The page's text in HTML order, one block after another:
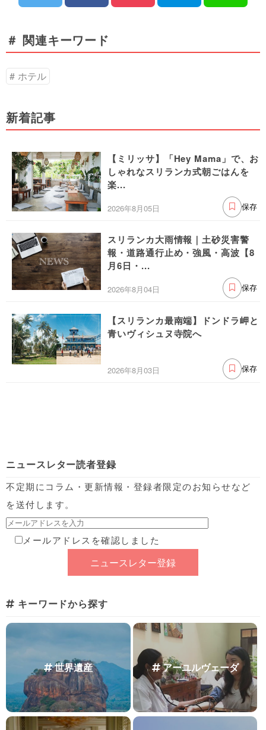
＃ 関連キーワード
ホテル
新着記事
【ミリッサ】「Hey Mama」で、お
しゃれなスリランカ式朝ごはんを
楽...
2026年8月05日 保存
スリランカ大雨情報｜土砂災害警
報・道路通行止め・強風・高波【8
月6日・...
2026年8月04日 保存
【スリランカ最南端】ドンドラ岬と
青いヴィシュヌ寺院へ
2026年8月03日 保存
ニュースレター読者登録
不定期にコラム・更新情報・登録者限定のお知らせなど
を送付します。
メールアドレスを確認しました
キーワードから探す
世界遺産 アーユルヴェーダ